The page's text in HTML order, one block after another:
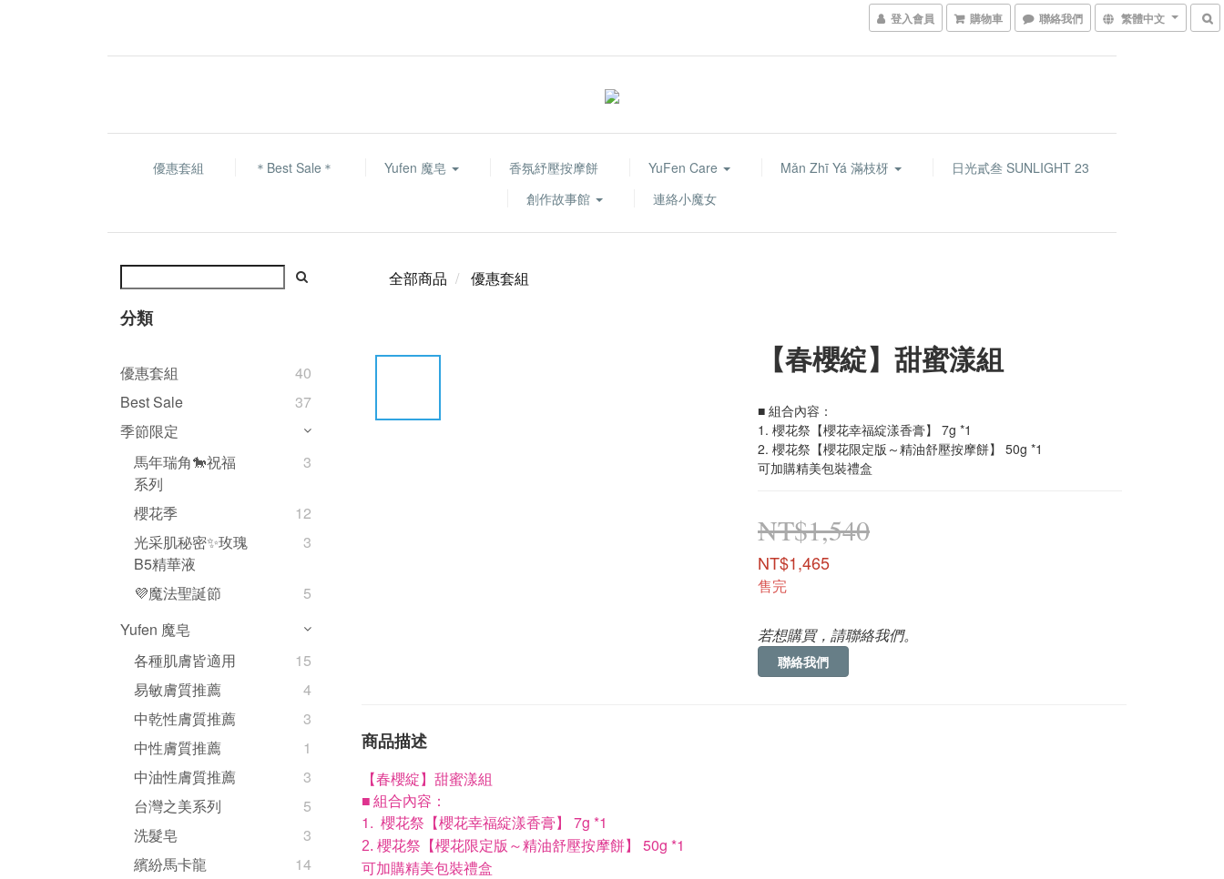
登入會員 購物車 聯絡我們 繁體中文
優惠套組 ＊Best Sale＊ Yufen 魔皂 香氛紓壓按摩餅 YuFen Care Mǎn Zhī Yá 滿枝枒
日光貳叁 SUNLIGHT 23
創作故事館
連絡小魔女
分類
優惠套組
40
Best Sale
37
季節限定
馬年瑞角🐎祝福
系列
3
櫻花季
12
光采肌秘密✨玫瑰
B5精華液
3
💜魔法聖誕節
5
Yufen 魔皂
各種肌膚皆適用
15
易敏膚質推薦
4
中乾性膚質推薦
3
中性膚質推薦
1
中油性膚質推薦
3
台灣之美系列
5
洗髮皂
3
繽紛馬卡龍
14
全部商品 優惠套組
【春櫻綻】甜蜜漾組
■ 組合內容：
1. 櫻花祭【櫻花幸福綻漾香膏】 7g *1
2. 櫻花祭【櫻花限定版～精油舒壓按摩餅】 50g *1
可加購精美包裝禮盒
NT$1,540
NT$1,465
售完
若想購買，請聯絡我們。
聯絡我們
商品描述
【春櫻綻】甜蜜漾組
■ 組合內容：
1. 櫻花祭 【櫻花幸福綻漾香膏 】 7g *1
2. 櫻花祭 【櫻花限定版 ～精油舒壓按摩餅】 50g *1
可加購精美包裝禮盒